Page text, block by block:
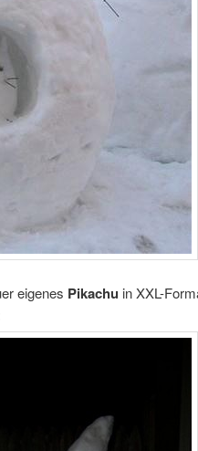
eigenes Pikachu in XXL-